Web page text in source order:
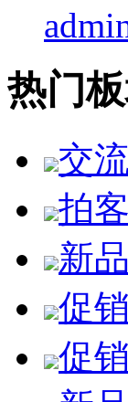
热门
交
拍客
新品
促销
促